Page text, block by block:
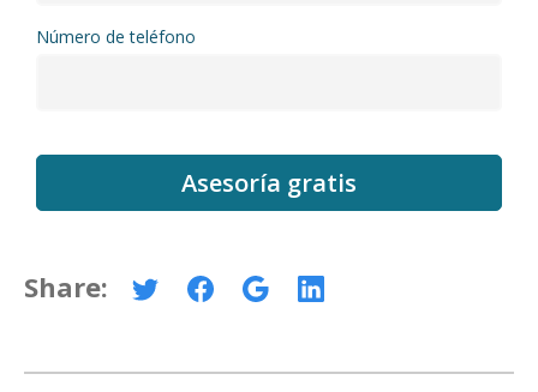
Número de teléfono
Share: